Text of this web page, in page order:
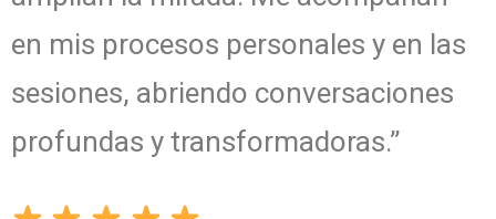
en mis procesos personales y en las
sesiones, abriendo conversaciones
profundas y transformadoras.”